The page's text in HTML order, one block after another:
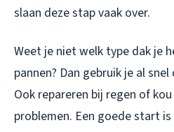
slaan deze stap vaak over.
Weet je niet welk type dak je
pannen? Dan gebruik je al
Ook repareren bij regen of
problemen. Een goede start is